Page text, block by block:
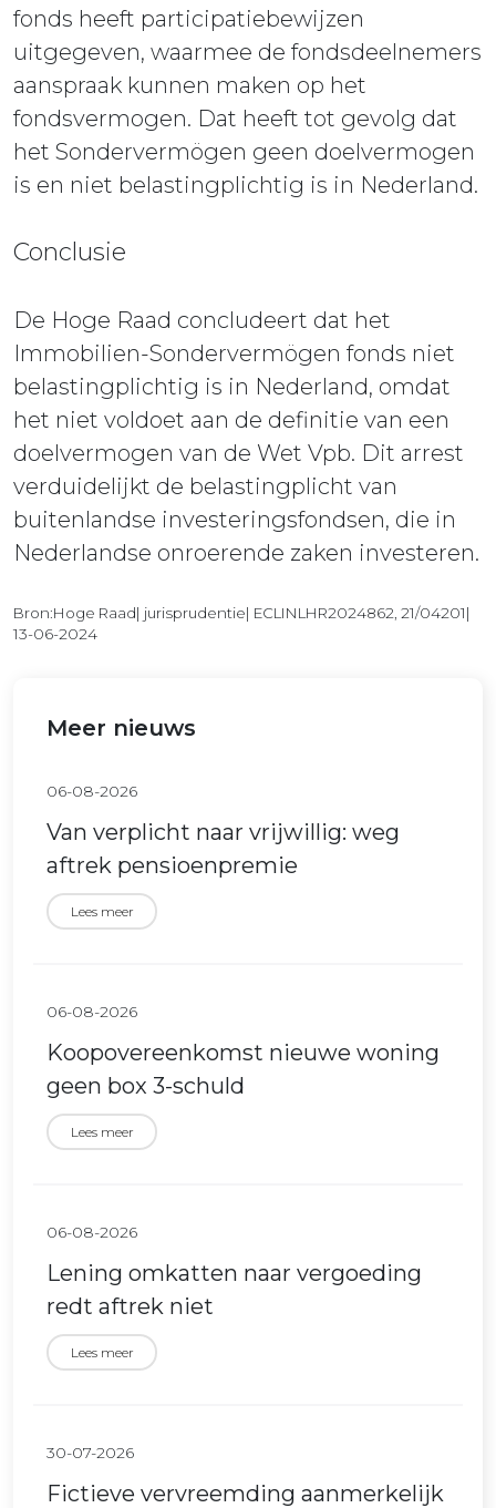
fonds heeft participatiebewijzen
uitgegeven, waarmee de fondsdeelnemers
aanspraak kunnen maken op het
fondsvermogen. Dat heeft tot gevolg dat
het Sondervermögen geen doelvermogen
is en niet belastingplichtig is in Nederland.
Conclusie
De Hoge Raad concludeert dat het
Immobilien-Sondervermögen fonds niet
belastingplichtig is in Nederland, omdat
het niet voldoet aan de definitie van een
doelvermogen van de Wet Vpb. Dit arrest
verduidelijkt de belastingplicht van
buitenlandse investeringsfondsen, die in
Nederlandse onroerende zaken investeren.
Bron:Hoge Raad| jurisprudentie| ECLINLHR2024862, 21/04201|
13-06-2024
Meer nieuws
06-08-2026
Van verplicht naar vrijwillig: weg
aftrek pensioenpremie
Lees meer
06-08-2026
Koopovereenkomst nieuwe woning
geen box 3-schuld
Lees meer
06-08-2026
Lening omkatten naar vergoeding
redt aftrek niet
Lees meer
30-07-2026
Fictieve vervreemding aanmerkelijk